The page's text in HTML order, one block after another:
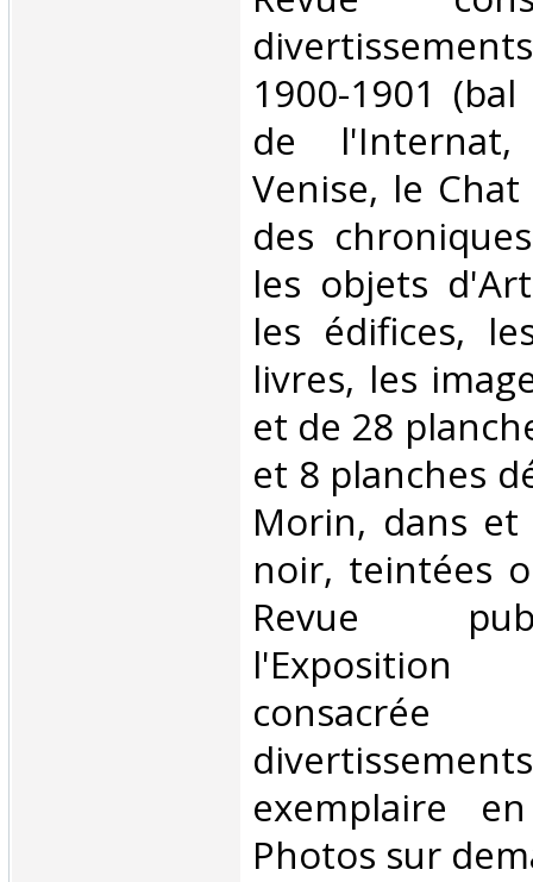
1900-1901
de
Venise, le
des
les objets
les édifices,
livres, les
et de 28
et 8 planches
Morin, dans
noir, teintées
Revue
l'Exposition
exemplaire
Photos sur